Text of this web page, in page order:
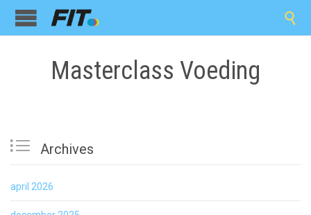

Masterclass Voeding
 Archives
april 2026